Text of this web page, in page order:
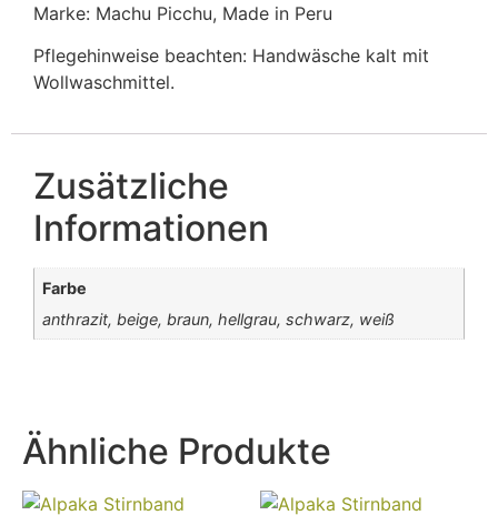
Marke: Machu Picchu, Made in Peru
Pflegehinweise beachten: Handwäsche kalt mit
Wollwaschmittel.
Zusätzliche
Informationen
Farbe
anthrazit, beige, braun, hellgrau, schwarz, weiß
Ähnliche Produkte